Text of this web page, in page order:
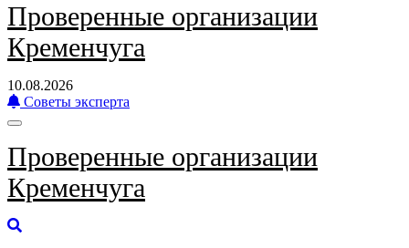
Проверенные организации
Кременчуга
10.08.2026
Советы эксперта
Проверенные организации
Кременчуга